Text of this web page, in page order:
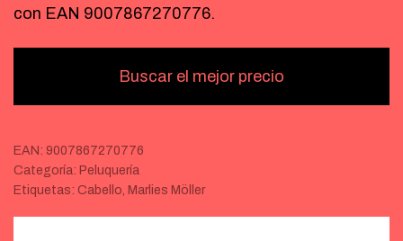
con EAN 9007867270776.
Buscar el mejor precio
EAN: 9007867270776
Categoría: Peluquería
Etiquetas: Cabello, Marlies Möller